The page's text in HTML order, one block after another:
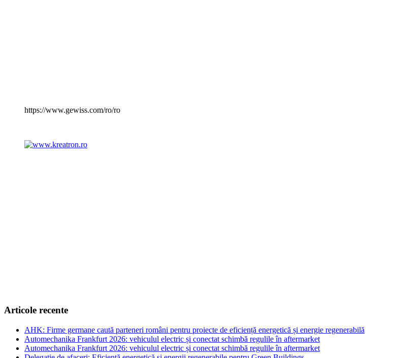
https://www.gewiss.com/ro/ro
Articole recente
AHK: Firme germane caută parteneri români pentru proiecte de eficiență energetică și energie regenerabilă
Automechanika Frankfurt 2026: vehiculul electric și conectat schimbă regulile în aftermarket
Automechanika Frankfurt 2026: vehiculul electric și conectat schimbă regulile în aftermarket